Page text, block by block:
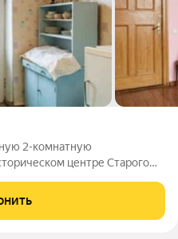
2-комнатную
центре Старого
кухня 10 кв м,
квартиры-